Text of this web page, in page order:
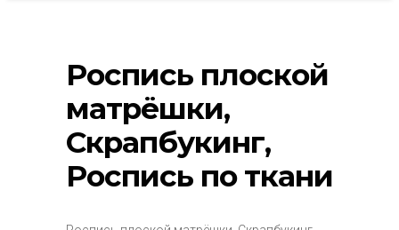
Роспись плоской
матрёшки,
Скрапбукинг,
Роспись по ткани